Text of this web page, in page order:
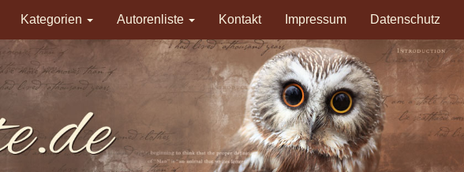
Kategorien Autorenliste Kontakt Impressum Datenschutz